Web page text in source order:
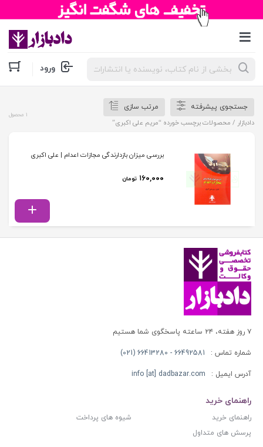
جستجوی
محصولات ورود
جستجوی پیشرفته
مرتب سازی
دادبازار / محصولات برچسب خورده “مریم علی اکبری”
1 محصول
بررسی میزان بازدارندگی مجازات اعدام | علی اکبری
۱۶۰,۰۰۰ تومان
۷ روز هفته، ۲۴ ساعته پاسخگوی شما هستیم
شماره تماس : 66492581 - 66413280 (021)
آدرس ایمیل : info [at] dadbazar.com
راهنمای خرید
راهنمای خرید
شیوه های پرداخت
پرسش های متداول